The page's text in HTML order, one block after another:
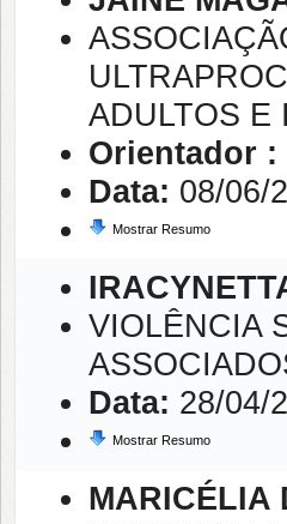
ADULTOS E
Orientador :
Data: 08/06/
Mostrar Resumo
VIOLÊNCIA
Data: 28/04/
Mostrar Resumo
MARICÉLIA